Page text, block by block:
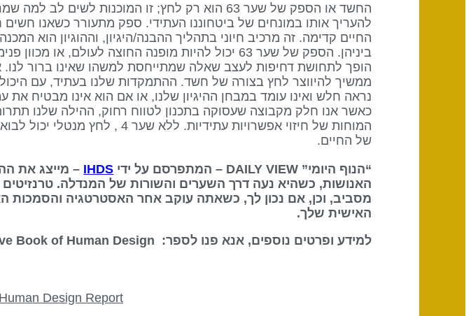
החשד או הספק של שער 63 הוא רק לחץ; זו המוכנות
להעריך אותו במונחים של ביטחוננו העתידי. ספק מתעורר כשאנו
החיים קדימה. זה מרכיב חיוני בתהליך ההבנה/היגיון, וההוגיון הוא
ביניהן. הספק של שער 63 יכול להיות מופנה החוצה
הופך לתחושת דחיפות לעצב שאלה שמתייחסת למשהו שאינו ברור לנו.
ממשיך להיווצר לחץ בצורה של חשד. ההתמקדות שלנו בעתיד, עם
נראה חלש ואינו עומד במבחן ההיגיון שלנו, או אם הוא אינו מבטיח
כאשר אנו חלק מקבוצה שעסוקה בתכנון לטווח רחוק, ההילה שלנו
המוחות של חיזוי אפשרויות
של החיים.
“הנוף היומי” DAILY VIEW – המתפרסם על ידי IHDS
האנושות, כשהיא נעה דרך השערים והשורות של המנדלה.
מסביב, וכן, אם נכון לך, כשאתה עוקב אחר האסטרטגיה והסמכות
האישית שלך.
למידע ופרטים נוספים, אנא פנו לספר: The Definitive Book of Human Design
Design Report